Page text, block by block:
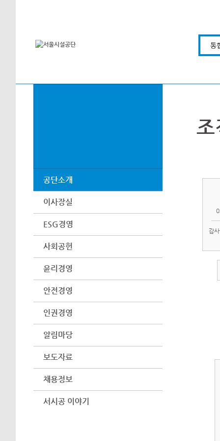
통
공단소개
이사장실
ESG경영
사회공헌
윤리경영
안전경영
인권경영
알림마당
보도자료
채용정보
서시공 이야기
조
감